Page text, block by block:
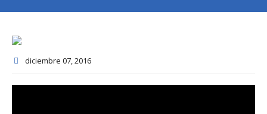
diciembre 07 , 2016